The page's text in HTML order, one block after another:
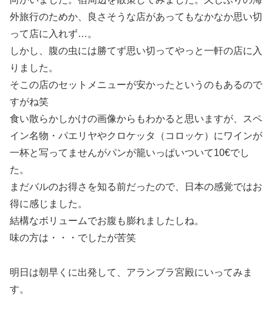
外旅行のためか、良さそうな店があってもなかなか思い切
って店に入れず…。
しかし、腹の虫には勝てず思い切ってやっと一軒の店に入
りました。
そこの店のセットメニューが安かったというのもあるので
すがね笑
食い散らかしかけの画像からもわかると思いますが、スペ
イン名物・パエリヤやクロケッタ（コロッケ）にワインが
一杯と写ってませんがパンが籠いっぱいついて10€でし
た。
まだバルのお得さを知る前だったので、日本の感覚ではお
得に感じました。
結構なボリュームでお腹も膨れましたしね。
味の方は・・・でしたが苦笑
明日は朝早くに出発して、アランブラ宮殿にいってみま
す。